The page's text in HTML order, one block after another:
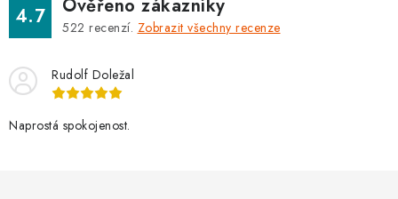
4.7 Ověřeno zákazníky
522 recenzí. Zobrazit všechny recenze
Rudolf Doležal
Naprostá spokojenost.